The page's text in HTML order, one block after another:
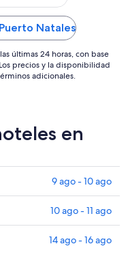
ago
al
12
ago
Natales
últimas 24 horas, con base
precios y la disponibilidad
adicionales.
en
9 ago - 10 ago
10 ago - 11 ago
14 ago - 16 ago